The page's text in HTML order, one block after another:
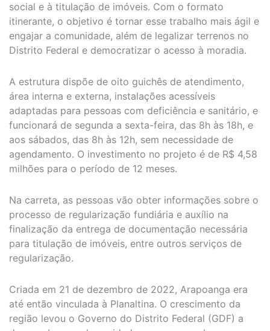
social e à titulação de imóveis. Com o formato
itinerante, o objetivo é tornar esse trabalho mais ágil e
engajar a comunidade, além de legalizar terrenos no
Distrito Federal e democratizar o acesso à moradia.
A estrutura dispõe de oito guichês de atendimento,
área interna e externa, instalações acessíveis
adaptadas para pessoas com deficiência e sanitário, e
funcionará de segunda a sexta-feira, das 8h às 18h, e
aos sábados, das 8h às 12h, sem necessidade de
agendamento. O investimento no projeto é de R$ 4,58
milhões para o período de 12 meses.
Na carreta, as pessoas vão obter informações sobre o
processo de regularização fundiária e auxílio na
finalização da entrega de documentação necessária
para titulação de imóveis, entre outros serviços de
regularização.
Criada em 21 de dezembro de 2022, Arapoanga era
até então vinculada à Planaltina. O crescimento da
região levou o Governo do Distrito Federal (GDF) a